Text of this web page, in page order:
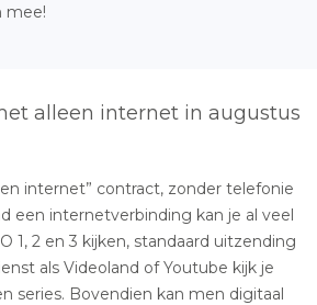
mee!
alleen internet in augustus
internet” contract, zonder telefonie
een internetverbinding kan je al veel
1, 2 en 3 kijken, standaard uitzending
als Videoland of Youtube kijk je
series. Bovendien kan men digitaal